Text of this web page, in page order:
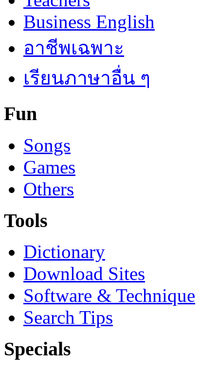
Business English
อาชีพเฉพาะ
เรียนภาษาอื่น ๆ
Fun
Songs
Games
Others
Tools
Dictionary
Download Sites
Software & Technique
Search Tips
Specials